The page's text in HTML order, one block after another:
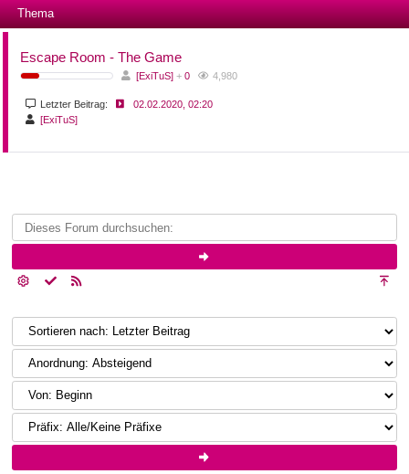
Thema
Escape Room - The Game
[ExiTuS] +0 4,980
Letzter Beitrag:
02.02.2020, 02:20
[ExiTuS]